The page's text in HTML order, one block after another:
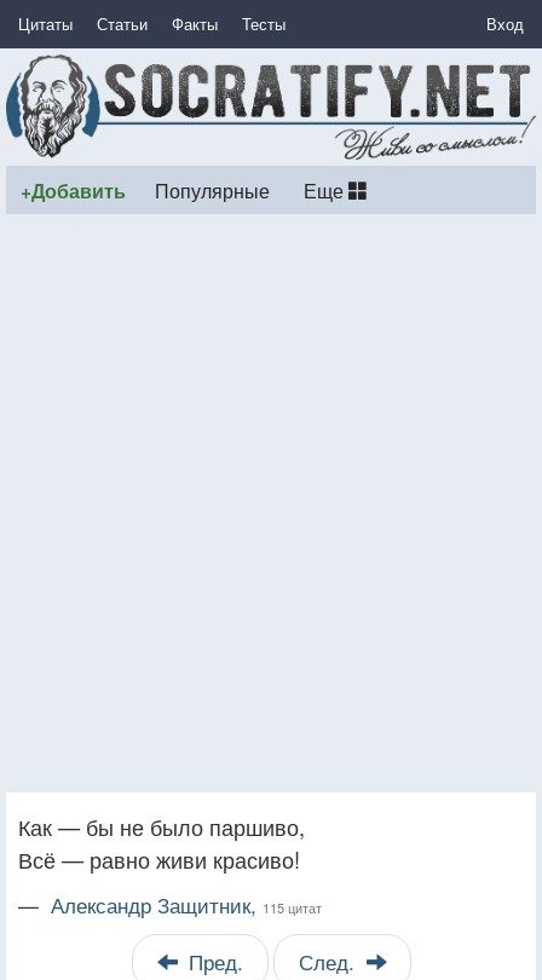
Цитаты Статьи Факты Тесты Вход
+Добавить Популярные Еще
Как — бы не было паршиво,
Всё — равно живи красиво!
— Александр Защитник, 115 цитат
Пред. След.